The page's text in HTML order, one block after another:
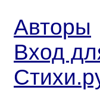
Авторы
Вход